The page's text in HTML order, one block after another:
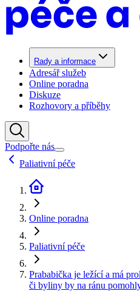
Rady a informace
Adresář služeb
Online poradna
Diskuze
Rozhovory a příběhy
Podpořte nás
Paliativní péče
Online poradna
Paliativní péče
Prababička je ležící a má
či byliny by na ránu